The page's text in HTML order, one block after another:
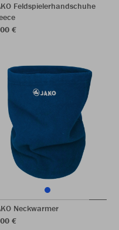
Feldspielerhandschuhe
€
Neckwarmer
€